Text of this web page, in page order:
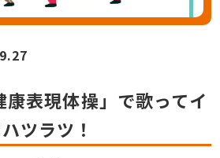
表現体操」で歌ってイ
ツラツ！